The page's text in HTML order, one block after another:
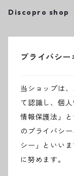
Discopro shop
プライバシー
当ショップは
て認識し、個
情報保護法」
のプライバシ
シー」といい
に努めます。